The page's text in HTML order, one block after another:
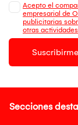
Acepto el
empresarial de
publicitarias
otras
Suscribirme
Secciones